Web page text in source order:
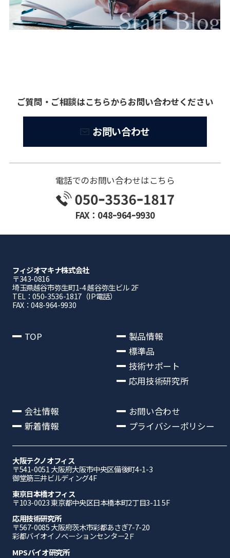
ご質問・ご相談はこちらからお問い合わせください
お問い合わせ
電話でのお問い合わせはこちら
FAX：048ｰ964ｰ9930
フィジオマキナ株式会社
〒343-0816
埼⽟県越⾕市弥⽣町1-4 越⾕弥⽣ビル 2F
TEL：050-3536-1817（IP電話）
FAX：048-964-9930
TOP
製品情報
標準品
技術サポート
応用技術研究所
会社情報
新着情報
お問い合わせ
プライバシーポリシー
大阪テクノオフィス
〒541-0051 ⼤阪府⼤阪市中央区備後町4-1-3
御堂筋三井ビルディング4F
東京日本橋オフィス
〒103-0023 東京都中央区日本橋本町2丁目3-11 5F
応⽤技術研究所
〒567-0085 ⼤阪府茨⽊市彩都あさぎ7-7-20
彩都バイオイノベーションセンター2Ｆ
MPSバイオ研究所